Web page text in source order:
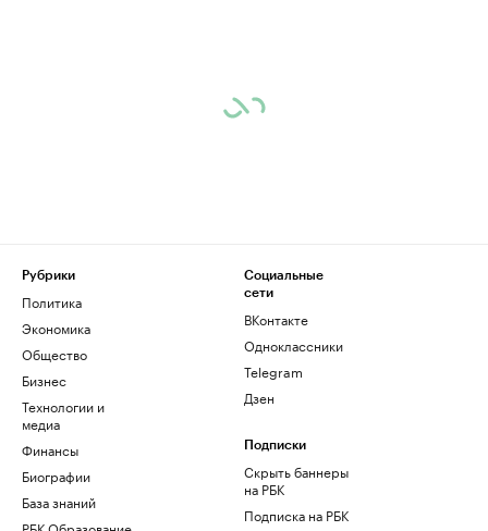
Рубрики
Политика
Экономика
Общество
Бизнес
Технологии и
медиа
Финансы
Биографии
База знаний
Социальные
сети
ВКонтакте
Одноклассники
Telegram
Дзен
Подписки
Скрыть баннеры
на РБК
Подписка на РБК